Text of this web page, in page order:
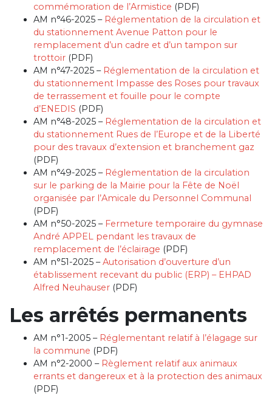
commémoration de l’Armistice (PDF)
AM n°46-2025 – Réglementation de la circulation et
du stationnement Avenue Patton pour le
remplacement d’un cadre et d’un tampon sur
trottoir (PDF)
AM n°47-2025 – Réglementation de la circulation et
du stationnement Impasse des Roses pour travaux
de terrassement et fouille pour le compte
d’ENEDIS (PDF)
AM n°48-2025 – Réglementation de la circulation et
du stationnement Rues de l’Europe et de la Liberté
pour des travaux d’extension et branchement gaz
(PDF)
AM n°49-2025 – Réglementation de la circulation
sur le parking de la Mairie pour la Fête de Noël
organisée par l’Amicale du Personnel Communal
(PDF)
AM n°50-2025 – Fermeture temporaire du gymnase
André APPEL pendant les travaux de
remplacement de l’éclairage (PDF)
AM n°51-2025 –Autorisation d’ouverture d’un
établissement recevant du public (ERP) – EHPAD
Alfred Neuhauser (PDF)
Les arrêtés permanents
AM n°1-2005 – Réglementant relatif à l’élagage sur
la commune (PDF)
AM n°2-2000 – Règlement relatif aux animaux
errants et dangereux et à la protection des animaux
(PDF)